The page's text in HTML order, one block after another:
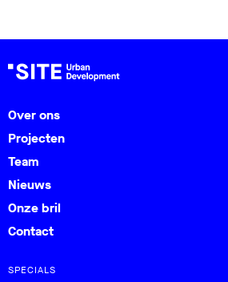
Over ons
Projecten
Team
Nieuws
Onze bril
Contact
SPECIALS